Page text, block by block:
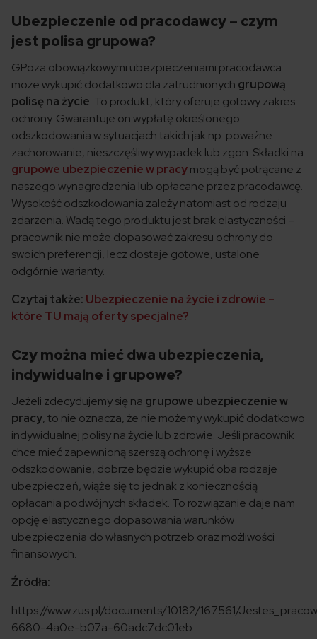
Ubezpieczenie od pracodawcy – czym
jest polisa grupowa?
GPoza obowiązkowymi ubezpieczeniami pracodawca
może wykupić dodatkowo dla zatrudnionych grupową
polisę na życie. To produkt, który oferuje gotowy zakres
ochrony. Gwarantuje on wypłatę określonego
odszkodowania w sytuacjach takich jak np. poważne
zachorowanie, nieszczęśliwy wypadek lub zgon. Składki na
grupowe ubezpieczenie w pracymogą być potrącane z
naszego wynagrodzenia lub opłacane przez pracodawcę.
Wysokość odszkodowania zależy natomiast od rodzaju
zdarzenia. Wadą tego produktu jest brak elastyczności –
pracownik nie może dopasować zakresu ochrony do
swoich preferencji, lecz dostaje gotowe, ustalone
odgórnie warianty.
Czytaj także: Ubezpieczenie na życie i zdrowie –
które TU mają oferty specjalne?
Czy można mieć dwa ubezpieczenia,
indywidualne i grupowe?
Jeżeli zdecydujemy się na grupowe ubezpieczenie w
pracy, to nie oznacza, że nie możemy wykupić dodatkowo
indywidualnej polisy na życie lub zdrowie. Jeśli pracownik
chce mieć zapewnioną szerszą ochronę i wyższe
odszkodowanie, dobrze będzie wykupić oba rodzaje
ubezpieczeń, wiąże się to jednak z koniecznością
opłacania podwójnych składek. To rozwiązanie daje nam
opcję elastycznego dopasowania warunków
ubezpieczenia do własnych potrzeb oraz możliwości
finansowych.
Źródła:
https://www.zus.pl/documents/10182/167561/
6680-4a0e-b07a-60adc7dc01eb